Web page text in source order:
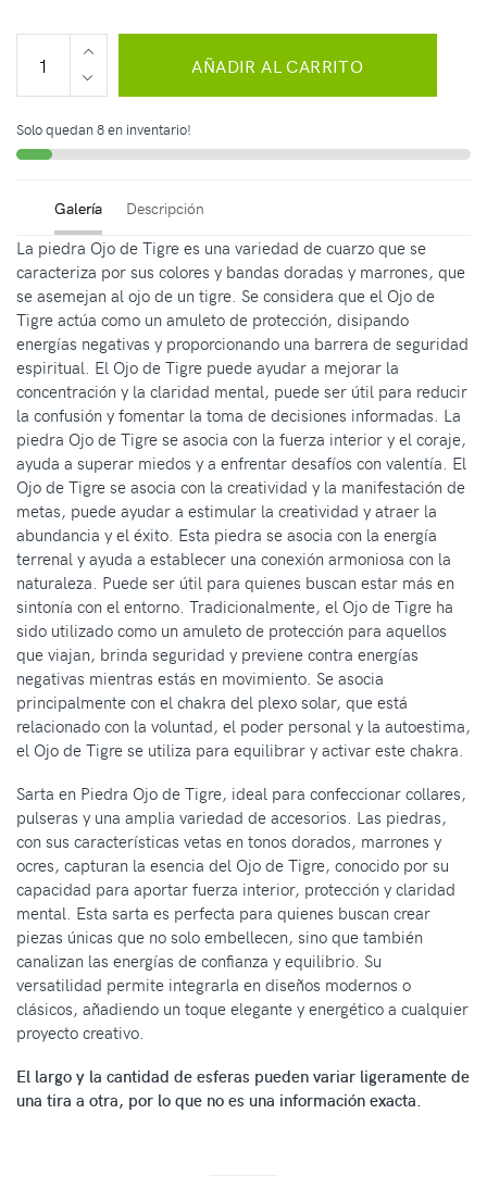
AÑADIR AL CARRITO
Solo quedan 8 en inventario!
Galería Descripción
La piedra Ojo de Tigre es una variedad de cuarzo que se
caracteriza por sus colores y bandas doradas y marrones, que
se asemejan al ojo de un tigre. Se considera que el Ojo de
Tigre actúa como un amuleto de protección, disipando
energías negativas y proporcionando una barrera de seguridad
espiritual. El Ojo de Tigre puede ayudar a mejorar la
concentración y la claridad mental, puede ser útil para reducir
la confusión y fomentar la toma de decisiones informadas. La
piedra Ojo de Tigre se asocia con la fuerza interior y el coraje,
ayuda a superar miedos y a enfrentar desafíos con valentía. El
Ojo de Tigre se asocia con la creatividad y la manifestación de
metas, puede ayudar a estimular la creatividad y atraer la
abundancia y el éxito. Esta piedra se asocia con la energía
terrenal y ayuda a establecer una conexión armoniosa con la
naturaleza. Puede ser útil para quienes buscan estar más en
sintonía con el entorno. Tradicionalmente, el Ojo de Tigre ha
sido utilizado como un amuleto de protección para aquellos
que viajan, brinda seguridad y previene contra energías
negativas mientras estás en movimiento. Se asocia
principalmente con el chakra del plexo solar, que está
relacionado con la voluntad, el poder personal y la autoestima,
el Ojo de Tigre se utiliza para equilibrar y activar este chakra.
Sarta en Piedra Ojo de Tigre, ideal para confeccionar collares,
pulseras y una amplia variedad de accesorios. Las piedras,
con sus características vetas en tonos dorados, marrones y
ocres, capturan la esencia del Ojo de Tigre, conocido por su
capacidad para aportar fuerza interior, protección y claridad
mental. Esta sarta es perfecta para quienes buscan crear
piezas únicas que no solo embellecen, sino que también
canalizan las energías de confianza y equilibrio. Su
versatilidad permite integrarla en diseños modernos o
clásicos, añadiendo un toque elegante y energético a cualquier
proyecto creativo.
El largo y la cantidad de esferas pueden variar ligeramente de
una tira a otra, por lo que no es una información exacta.